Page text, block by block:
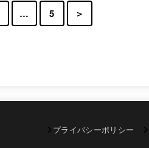
… 5 ＞
プライバシーポリシー